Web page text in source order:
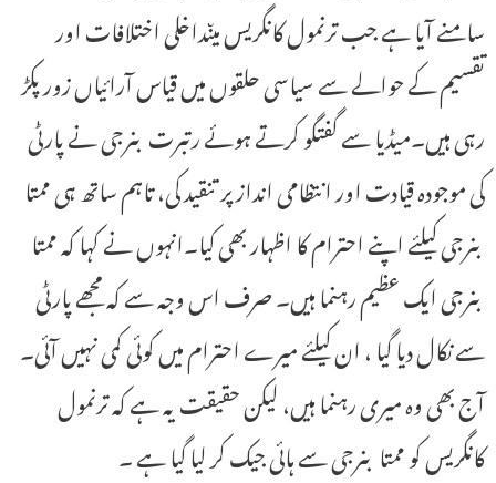
سامنے آیا ہے جب ترنمول کانگریس میںداخلی اختلافات اور
تقسیم کے حوالے سے سیاسی حلقوں میں قیاس آرائیاں زور پکڑ
رہی ہیں۔میڈیا سے گفتگو کرتے ہوئے رتبرت بنرجی نے پارٹی
کی موجودہ قیادت اور انتظامی انداز پر تنقید کی، تاہم ساتھ ہی ممتا
بنرجی کیلئے اپنے احترام کا اظہار بھی کیا۔انہوں نے کہا کہ ممتا
بنرجی ایک عظیم رہنما ہیں۔ صرف اس وجہ سے کہ مجھے پارٹی
سے نکال دیا گیا ، ان کیلئے میرے احترام میں کوئی کمی نہیں آئی۔
آج بھی وہ میری رہنما ہیں، لیکن حقیقت یہ ہے کہ ترنمول
کانگریس کو ممتا بنرجی سے ہائی جیک کر لیا گیا ہے ۔